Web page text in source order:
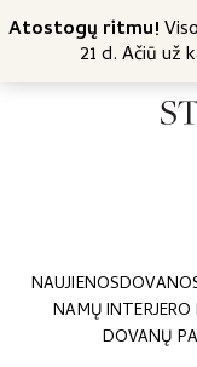
Atostogų ritmu!
21 d. Ačiū už
Nemokamas
NAUJIENOS
NAMŲ
DOVANŲ